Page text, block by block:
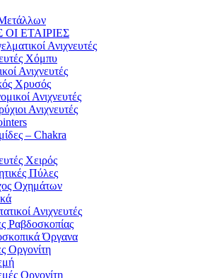
ΕΤΑΙΡΙΕΣ
Ανιχνευτές
Χόμπυ
Ανιχνευτές
Χρυσός
Ανιχνευτές
Ανιχνευτές
– Chakra
Χειρός
Πύλες
Οχημάτων
Ανιχνευτές
Ραβδοσκοπίας
Όργανα
Οργονίτη
Οργονίτη